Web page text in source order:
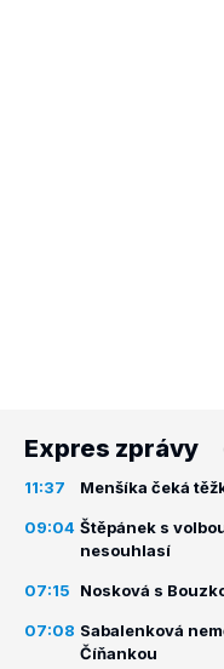
Expres zprávy
11:37 Menšíka čeká
09:04 Štěpánek s
nesouhlasí
07:15 Nosková s
07:08 Sabalenková
Číňankou